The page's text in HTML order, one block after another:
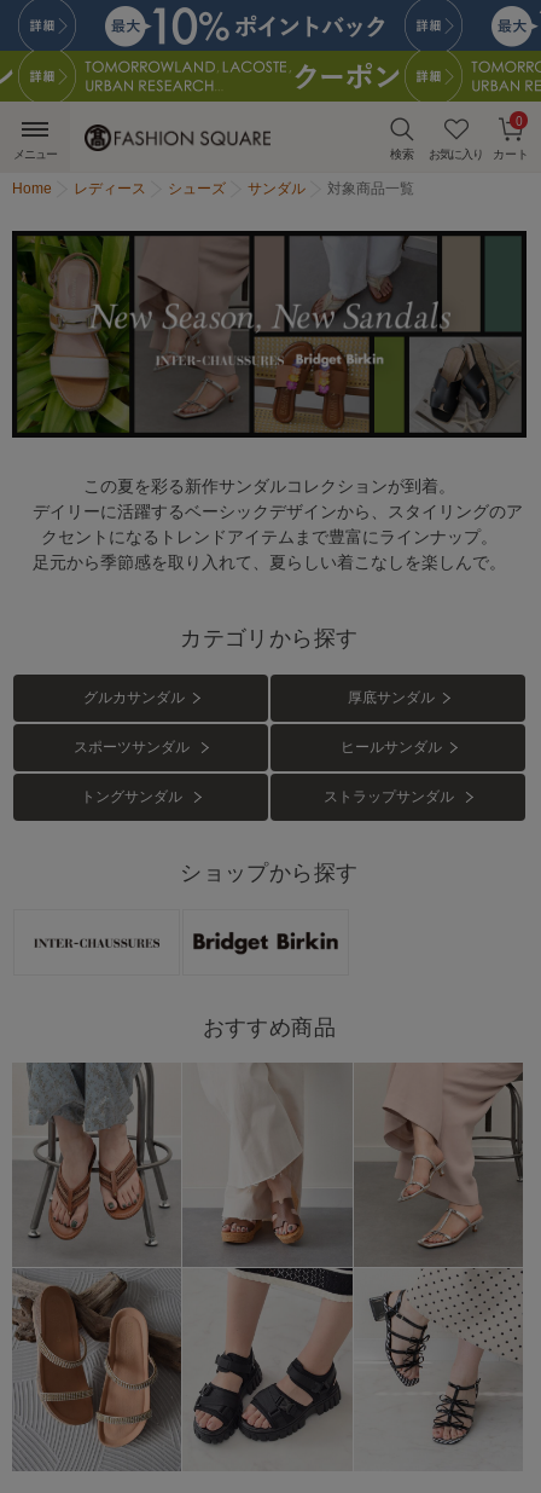
検索 お気に入り カート
0
メニュー
Home レディース シューズ サンダル 対象商品一覧
この夏を彩る新作サンダルコレクションが到着。
デイリーに活躍するベーシックデザインから、スタイリングのア
クセントになるトレンドアイテムまで豊富にラインナップ。
足元から季節感を取り入れて、夏らしい着こなしを楽しんで。
カテゴリから探す
グルカサンダル 厚底サンダル
スポーツサンダル ヒールサンダル
トングサンダル ストラップサンダル
ショップから探す
おすすめ商品